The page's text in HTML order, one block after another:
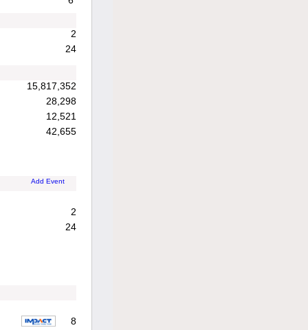
2
24
15,817,352
28,298
12,521
42,655
Add Event
2
24
8